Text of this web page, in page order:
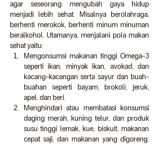
agar seseorang mengubah gaya hidup
menjadi lebih sehat. Misalnya berolahraga,
berhenti merokok, berhenti minum minuman
beralkohol. Utamanya, menjalani pola makan
sehat yaitu:
Mengonsumsi makanan tinggi Omega-3
seperti ikan, minyak ikan, avokad, dan
kacang-kacangan serta sayur dan buah-
buahan seperti bayam, brokoli, jeruk,
apel, dan beri.
Menghindari atau membatasi konsumsi
daging merah, kuning telur, dan produk
susu tinggi lemak, kue, biskuit, makanan
cepat saji, dan makanan yang digoreng.